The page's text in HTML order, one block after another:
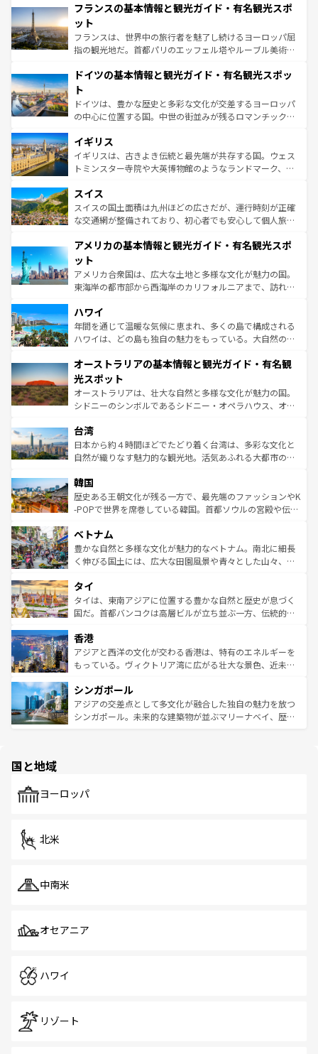
ませてくれるイタリアで、忘れられない旅をしてみよう！
なお、新着のイタリア情報は
しい。
文化が根付くこの国では、情熱的なフラメンコ、熱気あふ
れる闘牛、そして美味しいタパスが生活の一部となってい
る。首都マドリードの洗練された雰囲気や、バルセロナの
アートに溢れた街角から、地方では古代ローマ遺跡や中世
せる。地方によって風土や気候が異なるスペインはその個
ンテンツ一覧 を参照してほしい。
フランスの基本情報と観光ガイド・有名観光スポ
ット
フランスは、世界中の旅行者を魅了し続けるヨーロッパ屈
指の観光地だ。首都パリのエッフェル塔やルーブル美術館
で、幅広い魅力が詰まっている。華麗な宮殿、歴史的な大
聖堂、美しいビーチ、そして豊かな自然が、訪れる者を心
から魅了する。また、フランスは美食の国としても知ら
れ、フランス料理はユネスコ無形文化遺産にも登録されて
香り高いラベンダー畑など、多彩な楽しみ方が可能だ。さ
らに、パリ以外の地域にも魅力が溢れており、どの街角に
も豊かな歴史と文化が息づいている。パリ以外の個性あふ
を参照してほしい。
ドイツの基本情報と観光ガイド・有名観光スポッ
ト
ドイツは、豊かな歴史と多彩な文化が交差するヨーロッパ
の中心に位置する国。中世の街並みが残るロマンチック街
顔を持つこの国は、どこを歩いても飽きることがない。ベ
ルリンの文化的活気、バイエルン州のアルプスの絶景、そ
してライン川沿いのワイン畑といった風景は必見。ビール
は、お酒好きな人にはぜひ体験してほしい。 なお、新着の
ドイツ情報はコンテンツ一覧を参照してほしい。
イギリス
イギリスは、古きよき伝統と最先端が共存する国。ウェス
トミンスター寺院や大英博物館のようなランドマーク、歴
リアごとに異なる魅力がある。また、優雅なアフタヌーン
ティー、ビール好きにはたまらない英国パブ、サッカー観
戦など、本場だからこそできる体験も豊富。イギリスを旅
ンツ一覧を参照してほしい。
スイス
スイスの国土面積は九州ほどの広さだが、運行時刻が正確
な交通網が整備されており、初心者でも安心して個人旅行
の建物がそのまま残る町や、スイスならではのユニークな
博物館もあり、アルプス観光だけでなく町歩きも満喫する
ことができる。国民の所得が高いため物価も高いが、旅行
者向けの交通パス提供のサービスもあり、うまく活用すれ
着のスイス情報は
アメリカの基本情報と観光ガイド・有名観光スポ
ット
アメリカ合衆国は、広大な土地と多様な文化が魅力の国。
東海岸の都市部から西海岸のカリフォルニアまで、訪れる
のような巨大都市は、観光、ショッピング、エンターテイ
ンメントが詰まった刺激的なスポットだ。一方、アメリカ
西部には大自然が広がり、グランドキャニオンやイエロー
部のニューオーリンズでは、音楽と美食が融合した独特の
文化が魅力。旅行者はアメリカの各地域で異なる魅力を楽
しみながら、その多様性と豊かな歴史を感じることができ
るだろう。車でのロードトリップや列車の旅も、アメリカ
情報は
ハワイ
年間を通じて温暖な気候に恵まれ、多くの島で構成される
ハワイは、どの島も独自の魅力をもっている。大自然の神
ワイ島は見逃せない。また、定番の観光地といえばオアフ
島だが、静かな自然を求めるならマウイ島やカウアイ島が
おすすめ。エメラルドグリーンに輝く海をはじめ、豊かな
文化や歴史が息づいている。「アロハスピリット」と呼ば
人々、おいしいローカルフードやハワイアンミュージッ
ク、伝統的なフラダンスなど、すべてがハワイの魅力を彩
っている。訪れるたびに新しい発見と感動が待っているハ
はコンテンツ一覧
オーストラリアの基本情報と観光ガイド・有名観
光スポット
オーストラリアは、壮大な自然と多様な文化が魅力の国。
シドニーのシンボルであるシドニー・オペラハウス、オー
リアリーフや大陸中央部にそびえるウルル（エアーズロッ
ク）、タスマニアの美しい原生林やケアンズの熱帯雨林な
ど、見どころがたくさん。また、カフェやワイン、オージ
いる。アクティビティも充実しており、サーフィンやダイ
ビング、ハイキングなど、アウトドア好きにはたまらな
い。オーストラリアの多彩な魅力を存分に味わいつくそ
参照してほしい。
台湾
日本から約４時間ほどでたどり着く台湾は、多彩な文化と
自然が織りなす魅力的な観光地。活気あふれる大都市の台
ン）、静ひつな山岳地帯である台湾東部など、都市の喧騒
と山間の静けさが共存しており、訪れる人に新しい発見と
驚きをもたらしてくれる。また、奥深い台湾の食文化も魅
容にもいいと評判のスイーツなど、バラエティ豊かな料理
が味わえる。 なお、新着の台湾情報は コンテンツ一覧を参
照してほしい。
韓国
歴史ある王朝文化が残る一方で、最先端のファッションやK
-POPで世界を席巻している韓国。首都ソウルの宮殿や伝統
き、地方に足を延ばせば四季折々の自然美を楽しむことが
できる。そして、キムチや焼肉、絶品のストリートフード
まで、さまざまな韓国料理が待っている。夜には、韓国な
リティに包まれながら、韓国の多彩な魅力を心ゆくまで味
わってみてほしい。 なお、新着の韓国情報はコンテンツ一
覧を参照してほしい。
ベトナム
豊かな自然と多様な文化が魅力的なベトナム。南北に細長
く伸びる国土には、広大な田園風景や青々とした山々、世
急速な発展と共に伝統が息づく。ハノイの古い町並みやホ
ーチミン市のフランス統治時代の建物も、独特の雰囲気を
醸し出している。また、バラエティの豊かさとおいしさで
とつ。フォーやバインミー、ベトナムコーヒーなどは、ぜ
ひ現地で味わいたい。どの地域を訪れてもあたたかい人々
が旅行者を迎えてくれるので、きっと忘れられない旅にな
参照してほしい。
タイ
タイは、東南アジアに位置する豊かな自然と歴史が息づく
国だ。首都バンコクは高層ビルが立ち並ぶ一方、伝統的な
の活気が交差している。北部ではチェンマイなどの山岳地
帯で自然と触れ合い、南部ではプーケットやクラビの美し
いビーチでリゾート気分を楽しむことができる。タイ料理
激する。気候は一年中温暖で、どの季節にも異なる楽しみ
が待っている。親しみやすいタイの人々、仏教を中心とし
た文化、そして多様な観光資源が、訪れる旅人を魅了し続
香港
アジアと西洋の文化が交わる香港は、特有のエネルギーを
もっている。ヴィクトリア湾に広がる壮大な景色、近未来
み、どこを訪れても感動するはず。観光スポットが密集し
ており、効率よく見どころを回れるのも魅力。息をのむよ
うな絶景から文化的な体験まで、香港を存分に楽しみ尽く
シンガポール
アジアの交差点として多文化が融合した独自の魅力を放つ
シンガポール。未来的な建築物が並ぶマリーナベイ、歴史
で、ホーカーズは地元の風情を楽しめる外せないスポット
国と地域
ヨーロッパ
北米
中南米
オセアニア
ハワイ
リゾート